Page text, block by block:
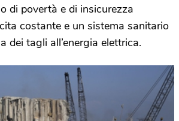
di povertà e di insicurezza
costante e un sistema sanitario
dei tagli all’energia elettrica.